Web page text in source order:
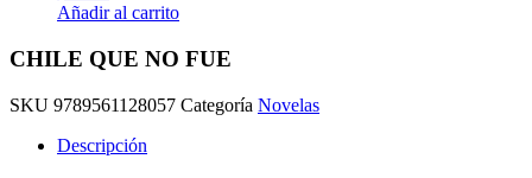
Añadir al carrito
CHILE QUE NO FUE
SKU 9789561128057 Categoría Novelas
Descripción